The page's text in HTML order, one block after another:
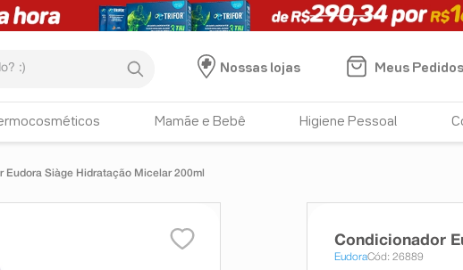
Nossas lojas
Meus Pedidos
Mamãe e Bebê Higiene Pessoal
Eudora Siàge Hidratação Micelar 200ml
Condicionador
EudoraCód: 26889